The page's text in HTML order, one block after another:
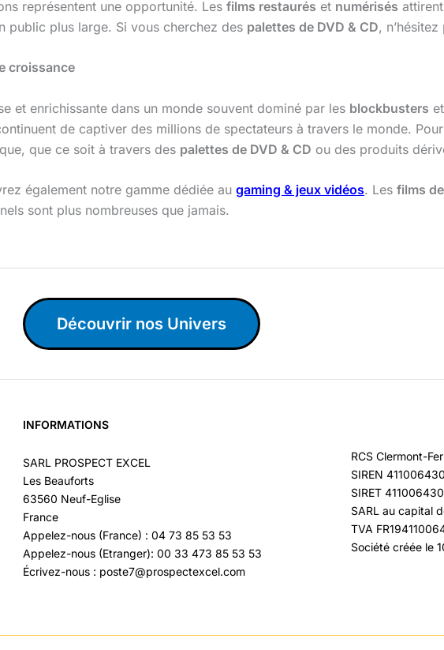
représentent une opportunité. Les films restaurés et numérisés
public plus large. Si vous cherchez des palettes de DVD & CD,
croissance
et enrichissante dans un monde souvent dominé par les blockbusters
de captiver des millions de spectateurs à travers le monde.
que ce soit à travers des palettes de DVD & CD ou des produits
également notre gamme dédiée au gaming & jeux vidéos. Les films
sont plus nombreuses que jamais.
Découvrir nos Univers
INFORMATIONS
SARL PROSPECT EXCEL
Les Beauforts
63560 Neuf-Eglise
France
Appelez-nous (France) : 04 73 85 53 53
Appelez-nous (Etranger): 00 33 473 85 53 53
Écrivez-nous : poste7@prospectexcel.com
RCS Clermont-
SIREN 411006430
SIRET
SARL au capital
TVA
Société créée le